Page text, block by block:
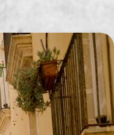
ensoleillé en
à la province de